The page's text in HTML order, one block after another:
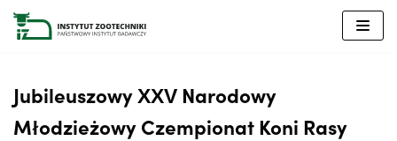
Przejdź
do
Jubileuszowy XXV Narodowy
Młodzieżowy Czempionat Koni Rasy